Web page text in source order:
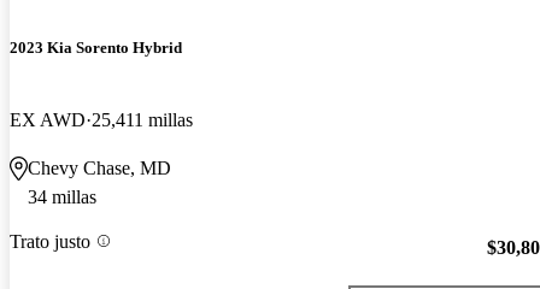
2023 Kia Sorento Hybrid
EX AWD 25,411 millas
Chevy Chase, MD
34 millas
Trato justo